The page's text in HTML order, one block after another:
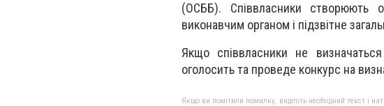
(ОСББ). Співвласники створюють
виконавчим органом і підзвітне
Якщо співвласники не
оголосить та проведе конкурс на
Якщо ви помітили помилку, виділіть необхідний текст і